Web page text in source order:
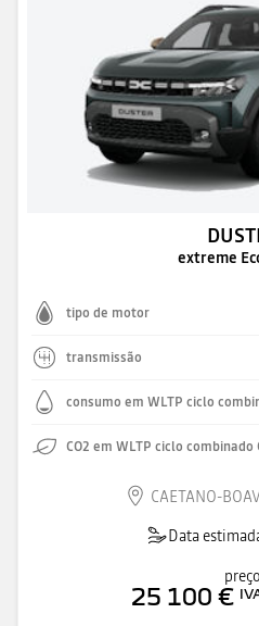
extreme
tipo de motor
transmissão
consumo em WLTP ciclo
CO2 em WLTP ciclo combinado
CAETANO-
Data
preço
25 100 €